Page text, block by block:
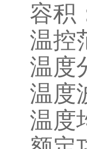
容积
温控
温度
温度
温度